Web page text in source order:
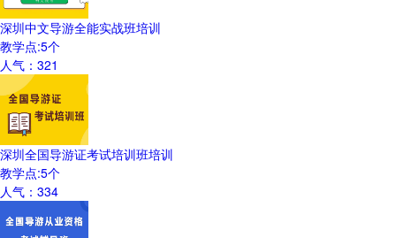
深圳中文导游全能实战班培训
教学点:5个
人气： 321
深圳全国导游证考试培训班培训
教学点:5个
人气： 334